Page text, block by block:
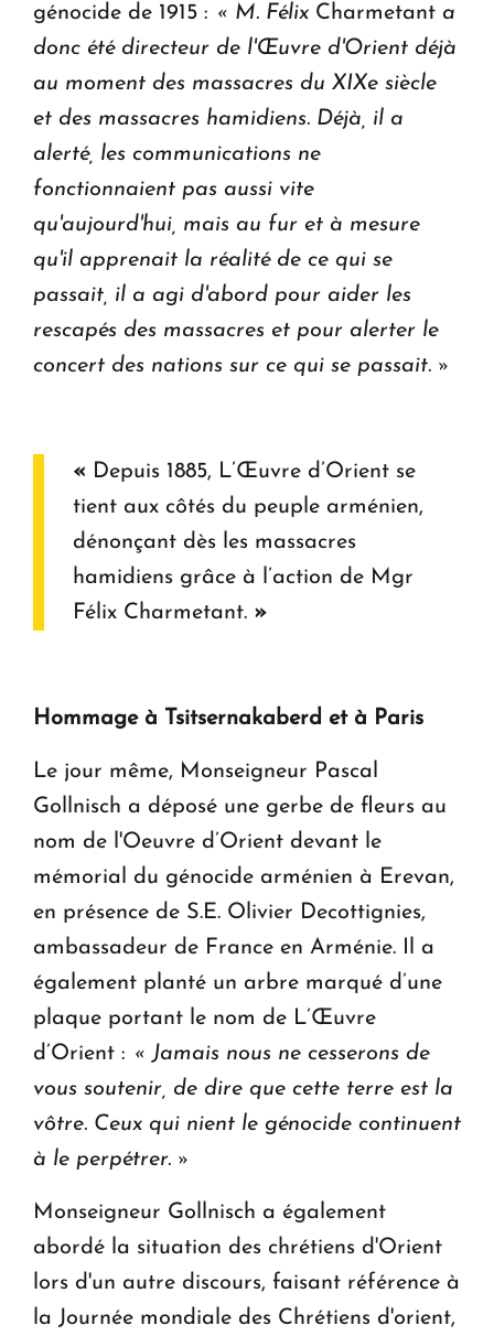
génocide de 1915 : « M. Félix Charmetant a
donc été directeur de l'Œuvre d'Orient déjà
au moment des massacres du XIXe siècle
et des massacres hamidiens. Déjà, il a
alerté, les communications ne
fonctionnaient pas aussi vite
qu'aujourd'hui, mais au fur et à mesure
qu'il apprenait la réalité de ce qui se
passait, il a agi d'abord pour aider les
rescapés des massacres et pour alerter le
concert des nations sur ce qui se passait. »
« Depuis 1885, L’Œuvre d’Orient se
tient aux côtés du peuple arménien,
dénonçant dès les massacres
hamidiens grâce à l’action de Mgr
Félix Charmetant. »
Hommage à Tsitsernakaberd et à Paris
Le jour même, Monseigneur Pascal
Gollnisch a déposé une gerbe de fleurs au
nom de l'Oeuvre d’Orient devant le
mémorial du génocide arménien à Erevan,
en présence de S.E. Olivier Decottignies,
ambassadeur de France en Arménie. Il a
également planté un arbre marqué d’une
plaque portant le nom de L’Œuvre
d’Orient : « Jamais nous ne cesserons de
vous soutenir, de dire que cette terre est la
vôtre. Ceux qui nient le génocide continuent
à le perpétrer. »
Monseigneur Gollnisch a également
abordé la situation des chrétiens d'Orient
lors d'un autre discours, faisant référence à
la Journée mondiale des Chrétiens d'orient,